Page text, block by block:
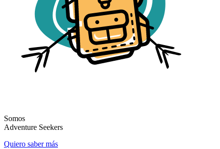
Somos
Adventure Seekers
Quiero saber más